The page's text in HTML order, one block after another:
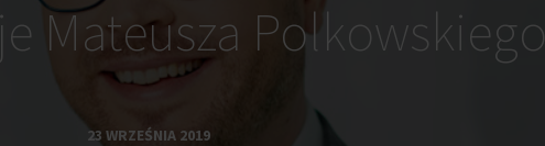
Mateusza Polkowskiego
23 WRZEŚNIA 2019